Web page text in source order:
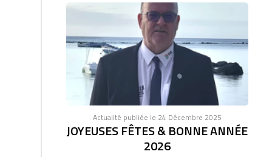
Actualité publiée le 24 Décembre 2025
JOYEUSES FÊTES & BONNE ANNÉE
2026